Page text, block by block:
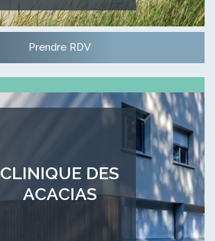
Prendre RDV
CLINIQUE DES
ACACIAS